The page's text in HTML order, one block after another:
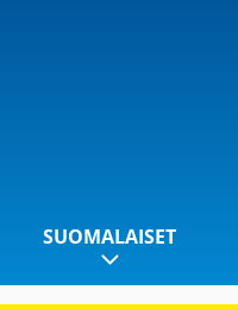
SUOMALAISET